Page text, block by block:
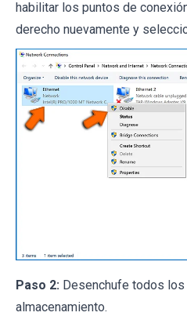
habilitar los puntos de
derecho nuevamente y
Paso 2: Desenchufe todos
almacenamiento.